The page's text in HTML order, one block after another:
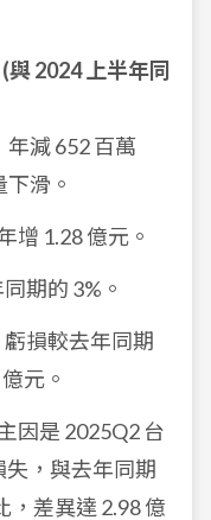
2024 上半年同
年減 652 百萬
滑。
增 1.28 億元。
期的 3%。
虧損較去年同期
元。
因是 2025Q2 台
，與去年同期
，差異達 2.98 億